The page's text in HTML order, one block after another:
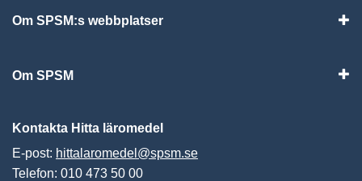
Om SPSM:s webbplatser
Om SPSM
Kontakta Hitta läromedel
E-post: hittalaromedel@spsm.se
Telefon: 010 473 50 00